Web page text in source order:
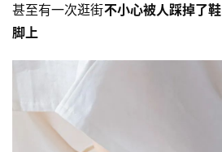
甚至有一次逛街不小心被人踩掉了鞋
脚上